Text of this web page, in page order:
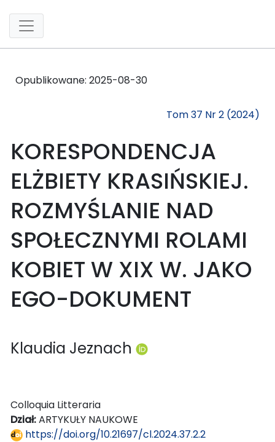
Opublikowane: 2025-08-30
Tom 37 Nr 2 (2024)
KORESPONDENCJA
ELŻBIETY KRASIŃSKIEJ.
ROZMYŚLANIE NAD
SPOŁECZNYMI ROLAMI
KOBIET W XIX W. JAKO
EGO-DOKUMENT
Klaudia Jeznach
Colloquia Litteraria
Dział:ARTYKUŁY NAUKOWE
https://doi.org/10.21697/cl.2024.37.2.2